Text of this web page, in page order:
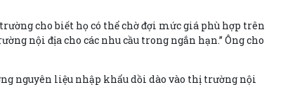
cho biết họ có thể chờ đợi mức giá phù hợp trên
nội địa cho các nhu cầu trong ngắn hạn.” Ông cho
nguyên liệu nhập khẩu dồi dào vào thị trường nội